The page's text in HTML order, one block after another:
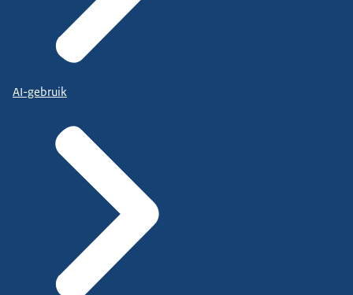
AI-gebruik